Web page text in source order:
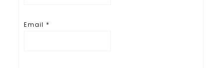
Email *